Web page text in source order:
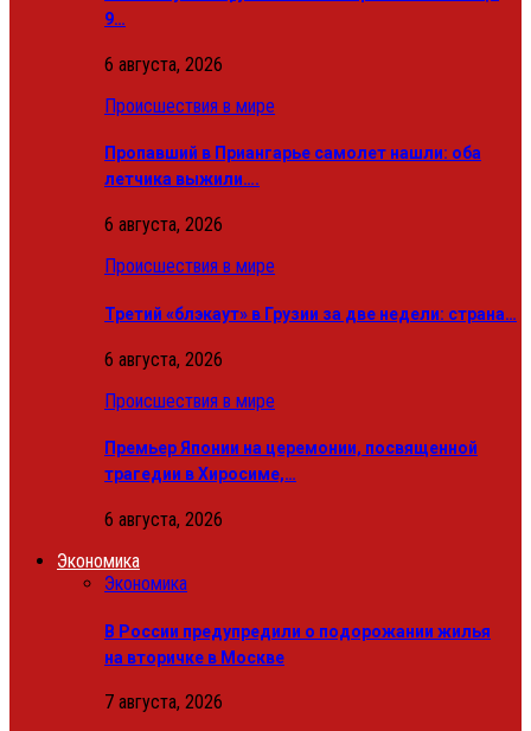
9…
6 августа, 2026
Происшествия в мире
Пропавший в Приангарье самолет нашли: оба
летчика выжили….
6 августа, 2026
Происшествия в мире
Третий «блэкаут» в Грузии за две недели: страна…
6 августа, 2026
Происшествия в мире
Премьер Японии на церемонии, посвященной
трагедии в Хиросиме,…
6 августа, 2026
Экономика
Экономика
В России предупредили о подорожании жилья
на вторичке в Москве
7 августа, 2026